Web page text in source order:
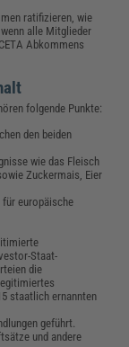
ratifizieren, wie
alle Mitglieder
Abkommens
folgende Punkte:
den beiden
wie das Fleisch
Zuckermais, Eier
für europäische
Staat-
die
staatlich ernannten
geführt.
und andere